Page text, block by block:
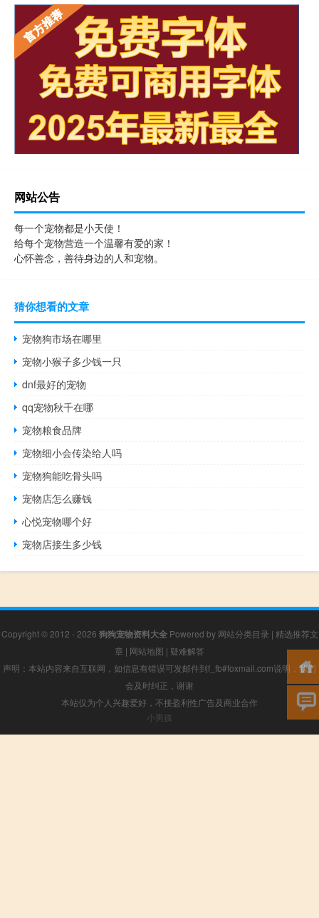
网站公告
每一个宠物都是小天使！
给每个宠物营造一个温馨有爱的家！
心怀善念，善待身边的人和宠物。
猜你想看的文章
宠物狗市场在哪里
宠物小猴子多少钱一只
dnf最好的宠物
qq宠物秋千在哪
宠物粮食品牌
宠物细小会传染给人吗
宠物狗能吃骨头吗
宠物店怎么赚钱
心悦宠物哪个好
宠物店接生多少钱
Copyright © 2012 - 2026 狗狗宠物资料大全Powered by 网站分类目录 | 精选推荐文
章 | 网站地图 | 疑难解答
声明：本站内容来自互联网，如信息有错误可发邮件到f_fb#foxmail.com说明，我们
会及时纠正，谢谢
本站仅为个人兴趣爱好，不接盈利性广告及商业合作
小男孩